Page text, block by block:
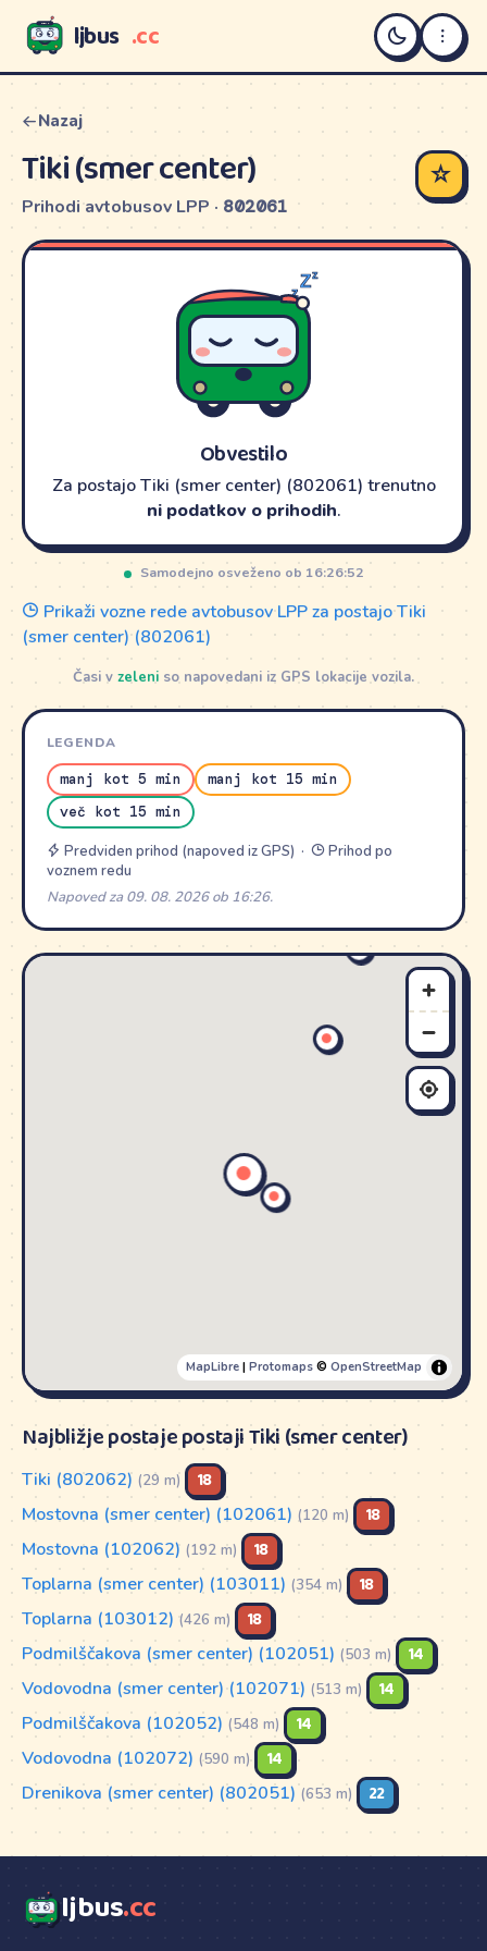
LJBUS ljbus .cc
Nazaj
Tiki (smer center)
Prihodi avtobusov LPP · 802061
☆
Obvestilo
Za postajo Tiki (smer center) (802061) trenutno
ni podatkov o prihodih.
Samodejno osveženo ob 16:26:52
Prikaži vozne rede avtobusov LPP za postajo Tiki
(smer center) (802061)
Časi v zeleni so napovedani iz GPS lokacije vozila.
LEGENDA
manj kot 5 min
manj kot 15 min
več kot 15 min
Predviden prihod (napoved iz GPS) ·
Prihod po
voznem redu
Napoved za 09. 08. 2026 ob 16:26.
MapLibre| Protomaps© OpenStreetMap
Najbližje postaje postaji Tiki (smer center)
Tiki (802062) (29 m) 18
Mostovna (smer center) (102061) (120 m) 18
Mostovna (102062) (192 m) 18
Toplarna (smer center) (103011) (354 m) 18
Toplarna (103012) (426 m) 18
Podmilščakova (smer center) (102051) (503 m) 14
Vodovodna (smer center) (102071) (513 m) 14
Podmilščakova (102052) (548 m) 14
Vodovodna (102072) (590 m) 14
Drenikova (smer center) (802051) (653 m) 22
ljbus.cc